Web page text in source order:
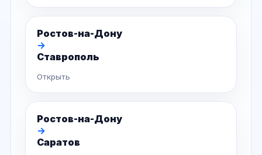
Ростов-на-Дону
→
Ставрополь
Открыть
Ростов-на-Дону
→
Саратов